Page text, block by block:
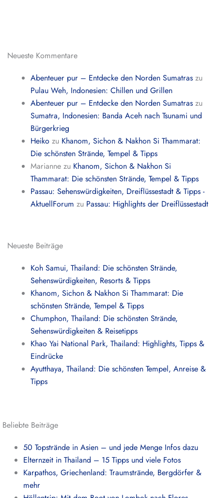
Neueste Kommentare
Abenteuer pur – Entdecke den Norden Sumatras zu
Pulau Weh, Indonesien: Chillen und Grillen
Abenteuer pur – Entdecke den Norden Sumatras zu
Sumatra, Indonesien: Banda Aceh nach Tsunami und
Bürgerkrieg
Heiko zu Khanom, Sichon & Nakhon Si Thammarat:
Die schönsten Strände, Tempel & Tipps
Marianne zu Khanom, Sichon & Nakhon Si
Thammarat: Die schönsten Strände, Tempel & Tipps
Passau: Sehenswürdigkeiten, Dreiflüssestadt & Tipps -
AktuellForum zu Passau: Highlights der Dreiflüssestadt
Neueste Beiträge
Koh Samui, Thailand: Die schönsten Strände,
Sehenswürdigkeiten, Resorts & Tipps
Khanom, Sichon & Nakhon Si Thammarat: Die
schönsten Strände, Tempel & Tipps
Chumphon, Thailand: Die schönsten Strände,
Sehenswürdigkeiten & Reisetipps
Khao Yai National Park, Thailand: Highlights, Tipps &
Eindrücke
Ayutthaya, Thailand: Die schönsten Tempel, Anreise &
Tipps
Beliebte Beiträge
50 Topstrände in Asien – und jede Menge Infos dazu
Elternzeit in Thailand – 15 Tipps und viele Fotos
Karpathos, Griechenland: Traumstrände, Bergdörfer &
mehr